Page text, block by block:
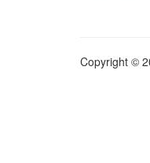
Copyright ©